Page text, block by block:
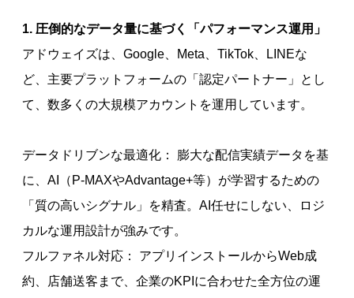
1. 圧倒的なデータ量に基づく「パフォーマンス運用」
アドウェイズは、Google、Meta、TikTok、LINEな
ど、主要プラットフォームの「認定パートナー」とし
て、数多くの大規模アカウントを運用しています。
データドリブンな最適化： 膨大な配信実績データを基
に、AI（P-MAXやAdvantage+等）が学習するための
「質の高いシグナル」を精査。AI任せにしない、ロジ
カルな運用設計が強みです。
フルファネル対応： アプリインストールからWeb成
約、店舗送客まで、企業のKPIに合わせた全方位の運